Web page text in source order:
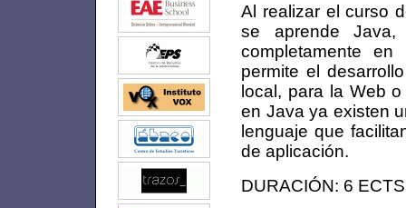
Al realizar el curso
se aprende Java,
completamente
permite el
local, para la Web
en Java ya existen
lenguaje que
de aplicación.
DURACIÓN: 6 ECTS